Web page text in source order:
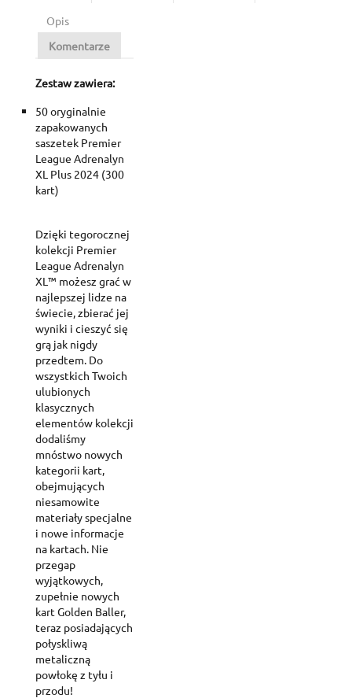
Opis
Komentarze
Zestaw zawiera:
50 oryginalnie
zapakowanych
saszetek Premier
League Adrenalyn
XL Plus 2024 (300
kart)
Dzięki tegorocznej
kolekcji Premier
League Adrenalyn
XL™ możesz grać w
najlepszej lidze na
świecie, zbierać jej
wyniki i cieszyć się
grą jak nigdy
przedtem. Do
wszystkich Twoich
ulubionych
klasycznych
elementów kolekcji
dodaliśmy
mnóstwo nowych
kategorii kart,
obejmujących
niesamowite
materiały specjalne
i nowe informacje
na kartach. Nie
przegap
wyjątkowych,
zupełnie nowych
kart Golden Baller,
teraz posiadających
połyskliwą
metaliczną
powłokę z tyłu i
przodu!